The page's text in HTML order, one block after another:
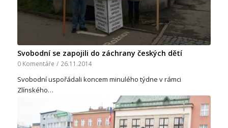
Svobodní se zapojili do záchrany českých dětí
0 Komentáře / 26.11.2014
Svobodní uspořádali koncem minulého týdne v rámci
Zlínského…